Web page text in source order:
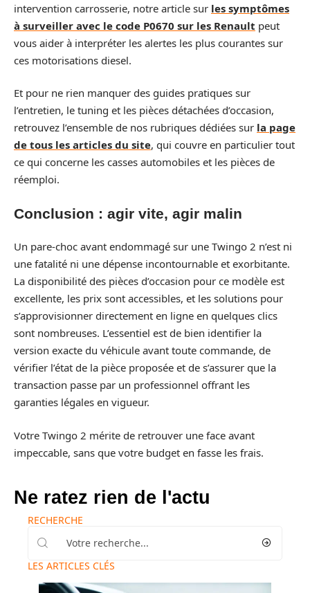
intervention carrosserie, notre article sur les symptômes
à surveiller avec le code P0670 sur les Renault peut
vous aider à interpréter les alertes les plus courantes sur
ces motorisations diesel.
Et pour ne rien manquer des guides pratiques sur
l’entretien, le tuning et les pièces détachées d’occasion,
retrouvez l’ensemble de nos rubriques dédiées sur la page
de tous les articles du site, qui couvre en particulier tout
ce qui concerne les casses automobiles et les pièces de
réemploi.
Conclusion : agir vite, agir malin
Un pare-choc avant endommagé sur une Twingo 2 n’est ni
une fatalité ni une dépense incontournable et exorbitante.
La disponibilité des pièces d’occasion pour ce modèle est
excellente, les prix sont accessibles, et les solutions pour
s’approvisionner directement en ligne en quelques clics
sont nombreuses. L’essentiel est de bien identifier la
version exacte du véhicule avant toute commande, de
vérifier l’état de la pièce proposée et de s’assurer que la
transaction passe par un professionnel offrant les
garanties légales en vigueur.
Votre Twingo 2 mérite de retrouver une face avant
impeccable, sans que votre budget en fasse les frais.
Ne ratez rien de l'actu
RECHERCHE
LES ARTICLES CLÉS